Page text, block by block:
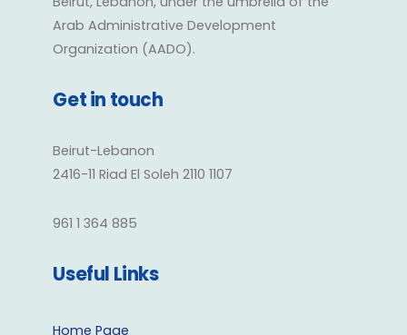
Arab Administrative Development
Organization (AADO).
Get in touch
Beirut-Lebanon
2416-11 Riad El Soleh 2110 1107
961 1 364 885
Useful Links
Home Page